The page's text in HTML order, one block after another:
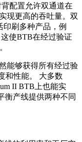
配置允许双通道在
现更高的吞吐量。双
刷多种产品，例
使BTB在经过验证
能够获得所有经过验
和性能。 大多数
II BTB上也能实
衡产线提供两种不同